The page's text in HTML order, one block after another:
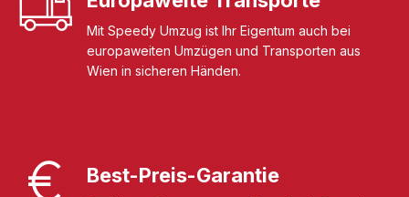
Mit Speedy Umzug ist Ihr Eigentum auch bei
europaweiten Umzügen und Transporten aus
Wien in sicheren Händen.
Best-Preis-Garantie